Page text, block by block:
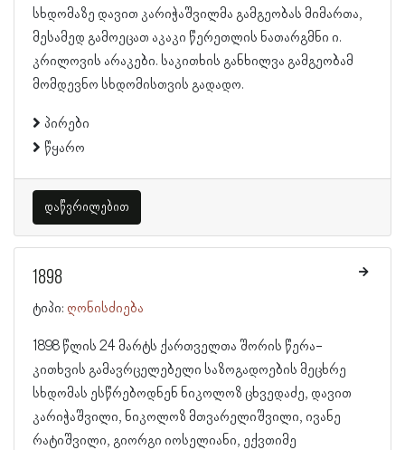
სხდომაზე დავით კარიჭაშვილმა გამგეობას მიმართა,
მესამედ გამოეცათ აკაკი წერეთლის ნათარგმნი ი.
კრილოვის არაკები. საკითხის განხილვა გამგეობამ
მომდევნო სხდომისთვის გადადო.
პირები
წყარო
დაწვრილებით
1898
ტიპი: ღონისძიება
1898 წლის 24 მარტს ქართველთა შორის წერა-
კითხვის გამავრცელებელი საზოგადოების მეცხრე
სხდომას ესწრებოდნენ ნიკოლოზ ცხვედაძე, დავით
კარიჭაშვილი, ნიკოლოზ მთვარელიშვილი, ივანე
რატიშვილი, გიორგი იოსელიანი, ექვთიმე